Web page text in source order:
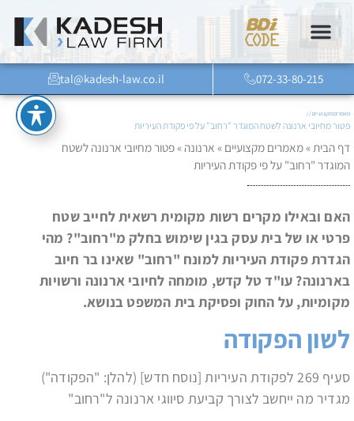
072-33-80-215
tal@kadesh-law.co.il
מאמרים מקצועיים //
פטור מחיובי ארנונה לשטח המוגדר "רחוב" על פי פקודת העיריות
דף הבית »מאמרים מקצועיים » ארנונה »פטור מחיובי ארנונה לשטח
המוגדר "רחוב" על פי פקודת העיריות
האם ובאילו מקרים רשות מקומית רשאית לחייב שטח
פרטי או של בית עסק בגין שימוש בחלק מ"רחוב"? מהי
הגדרת פקודת העיריות למונח "רחוב" שאינו בר חיוב
בארנונה? עו"ד טל קדש, מומחה לחיובי ארנונה ורשויות
מקומיות, על החוק ופסיקת בית המשפט בנושא.
לשון הפקודה
סעיף 269 לפקודת העיריות [נוסח חדש] (להלן: "הפקודה")
מגדיר מה ייחשב לצורך קביעת סיווגי ארנונה ל"רחוב"